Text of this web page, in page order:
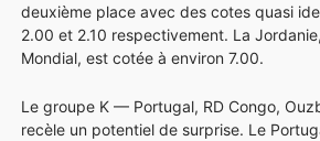
deuxième place avec des cotes quasi
2.00 et 2.10 respectivement. La
Mondial, est cotée à environ 7.00.
Le groupe K — Portugal, RD Congo,
recèle un potentiel de surprise. Le